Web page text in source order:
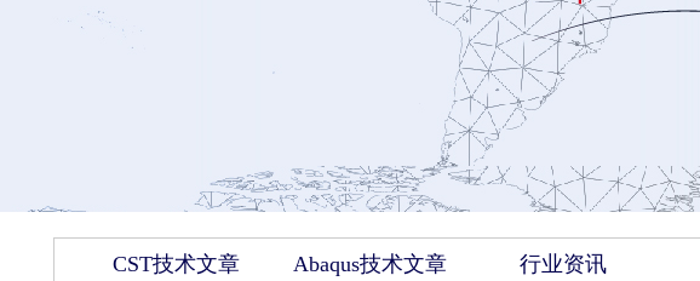
CST技术文章 Abaqus技术文章 行业资讯